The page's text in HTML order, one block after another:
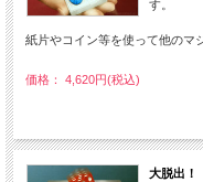
す。
紙片やコイン等を使って他のマ
価格： 4,620円(税込)
大脱出！